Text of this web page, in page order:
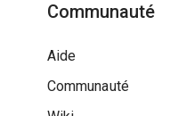
Communauté
Aide
Communauté